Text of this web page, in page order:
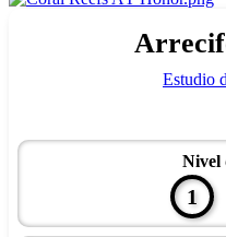
Estudio
Nivel
1